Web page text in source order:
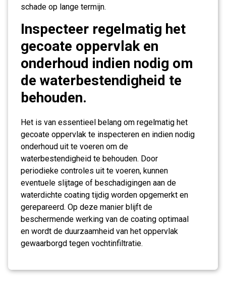
schade op lange termijn.
Inspecteer regelmatig het
gecoate oppervlak en
onderhoud indien nodig om
de waterbestendigheid te
behouden.
Het is van essentieel belang om regelmatig het
gecoate oppervlak te inspecteren en indien nodig
onderhoud uit te voeren om de
waterbestendigheid te behouden. Door
periodieke controles uit te voeren, kunnen
eventuele slijtage of beschadigingen aan de
waterdichte coating tijdig worden opgemerkt en
gerepareerd. Op deze manier blijft de
beschermende werking van de coating optimaal
en wordt de duurzaamheid van het oppervlak
gewaarborgd tegen vochtinfiltratie.